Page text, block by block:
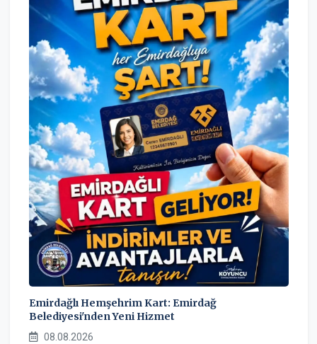
Emirdağlı Hemşehrim Kart: Emirdağ
Belediyesi'nden Yeni Hizmet
08.08.2026